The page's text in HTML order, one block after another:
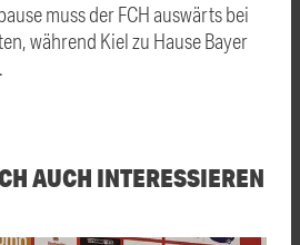
muss der FCH auswärts bei
während Kiel zu Hause Bayer
AUCH INTERESSIEREN